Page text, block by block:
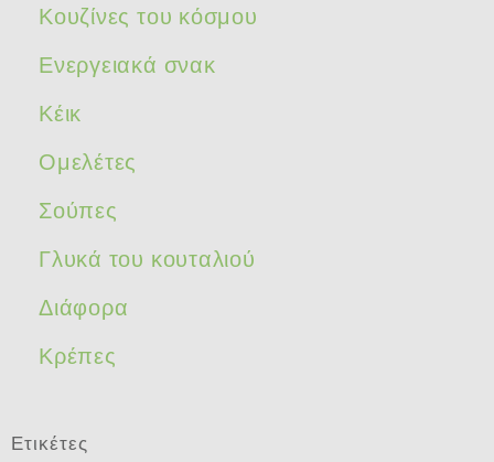
Κουζίνες του κόσμου
Ενεργειακά σνακ
Κέικ
Ομελέτες
Σούπες
Γλυκά του κουταλιού
Διάφορα
Κρέπες
Ετικέτες